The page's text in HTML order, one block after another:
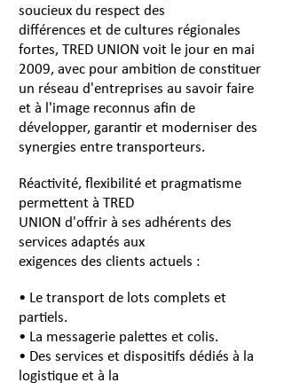
soucieux du respect des
différences et de cultures régionales
fortes, TRED UNION voit le jour en mai
2009, avec pour ambition de constituer
un réseau d'entreprises au savoir faire
et à l'image reconnus afin de
développer, garantir et moderniser des
synergies entre transporteurs.
Réactivité, flexibilité et pragmatisme
permettent à TRED
UNION d'offrir à ses adhérents des
services adaptés aux
exigences des clients actuels :
• Le transport de lots complets et
partiels.
• La messagerie palettes et colis.
• Des services et dispositifs dédiés à la
logistique et à la